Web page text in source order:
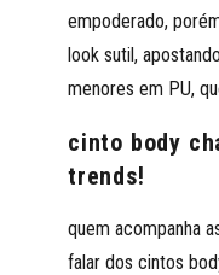
empoderado,
look sutil,
menores em PU,
cinto body
trends!
quem acompanha
falar dos cintos